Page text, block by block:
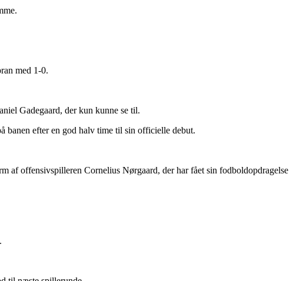
med 1-0.
Gadegaard, der kun kunne se til.
banen efter en god halv time til sin officielle debut.
af offensivspilleren Cornelius Nørgaard, der har fået sin fodboldopdragelse